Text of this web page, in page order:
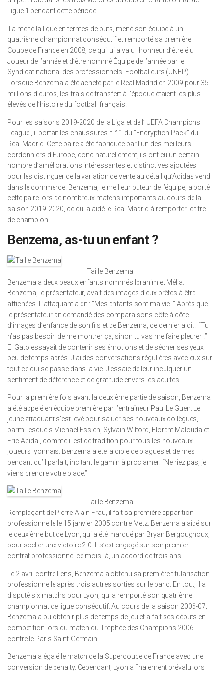
Ligue 1 pendant cette période.
Il a mené la ligue en termes de buts, mené son équipe à un
quatrième championnat consécutif et remporté sa première
Coupe de France en 2008, ce qui lui a valu l’honneur d’être élu
Joueur de l’année et d’être nommé Équipe de l’année par le
Syndicat national des professionnels. Footballeurs (UNFP).
Lorsque Benzema a été acheté par le Real Madrid en 2009 pour 35
millions d’euros, les frais de transfert à l’époque étaient les plus
élevés de l’histoire du football français.
Pour les saisons 2019-2020 de la Liga et de l’ UEFA Champions
League , il portait les chaussures n ° 1 du “Encryption Pack” du
Real Madrid. Cette paire a été fabriquée par l’un des meilleurs
cordonniers d’Europe, donc naturellement, ils ont eu un certain
nombre d’améliorations intéressantes et distinctives ajoutées
pour les distinguer de la variation de vente au détail qu’Adidas vend
dans le commerce. Benzema, le meilleur buteur de l’équipe, a porté
cette paire lors de nombreux matchs importants au cours de la
saison 2019-2020, ce qui a aidé le Real Madrid à remporter le titre
de champion.
Benzema, as-tu un enfant ?
Taille Benzema
Benzema a deux beaux enfants nommés Ibrahim et Mélia.
Benzema, le présentateur, avait des images d’eux prêtes à être
affichées. L’attaquant a dit : “Mes enfants sont ma vie !” Après que
le présentateur ait demandé des comparaisons côte à côte
d’images d’enfance de son fils et de Benzema, ce dernier a dit : “Tu
n’as pas besoin de me montrer ça, sinon tu vas me faire pleurer !”
El Gato essayait de contenir ses émotions et de sécher ses yeux
peu de temps après. J’ai des conversations régulières avec eux sur
tout ce qui se passe dans la vie. J’essaie de leur inculquer un
sentiment de déférence et de gratitude envers les adultes.
Pour la première fois avant la deuxième partie de saison, Benzema
a été appelé en équipe première par l’entraîneur Paul Le Guen. Le
jeune attaquant s’est levé pour saluer ses nouveaux collègues,
parmi lesquels Michael Essien, Sylvain Wiltord, Florent Malouda et
Eric Abidal, comme il est de tradition pour tous les nouveaux
joueurs lyonnais. Benzema a été la cible de blagues et de rires
pendant qu’il parlait, incitant le gamin à proclamer: “Ne riez pas, je
viens prendre votre place.”
Taille Benzema
Remplaçant de Pierre-Alain Frau, il fait sa première apparition
professionnelle le 15 janvier 2005 contre Metz. Benzema a aidé sur
le deuxième but de Lyon, qui a été marqué par Bryan Bergougnoux,
pour sceller une victoire 2-0. Il s’est engagé sur son premier
contrat professionnel ce mois-là, un accord de trois ans.
Le 2 avril contre Lens, Benzema a obtenu sa première titularisation
professionnelle après trois autres sorties sur le banc. En tout, il a
disputé six matchs pour Lyon, qui a remporté son quatrième
championnat de ligue consécutif. Au cours de la saison 2006-07,
Benzema a pu obtenir plus de temps de jeu et a fait ses débuts en
compétition lors du match du Trophée des Champions 2006
contre le Paris Saint-Germain.
Benzema a égalé le match de la Supercoupe de France avec une
conversion de penalty. Cependant, Lyon a finalement prévalu lors